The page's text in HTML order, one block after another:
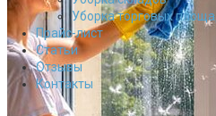
Уборка торговых
Прайс-лист
Cтатьи
Отзывы
Контакты